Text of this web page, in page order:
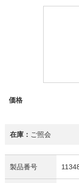
価格
在庫： ご照会
製品番号